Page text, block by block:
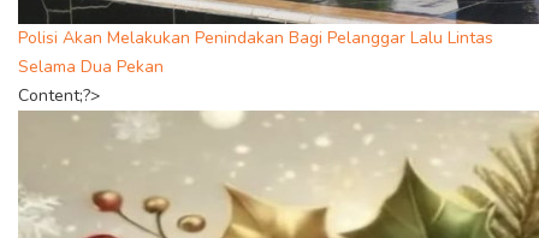
Polisi Akan Melakukan Penindakan Bagi Pelanggar Lalu Lintas
Selama Dua Pekan
Content;?>